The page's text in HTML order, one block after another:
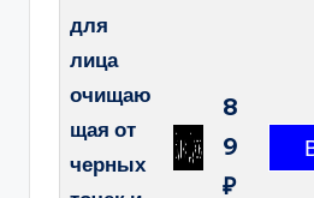
для
лица
очищаю
щая от
черных
8
9
₽